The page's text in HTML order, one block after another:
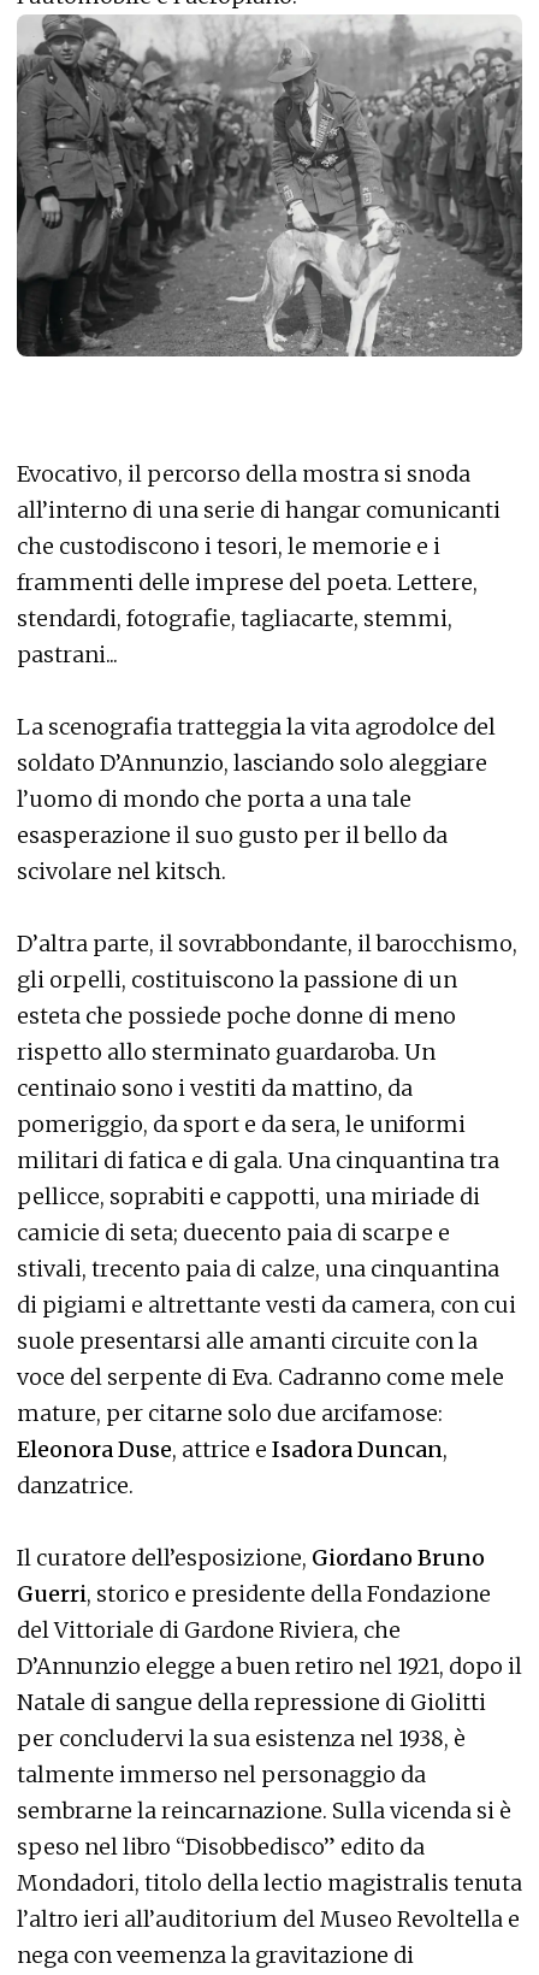
Evocativo, il percorso della mostra si snoda
all’interno di una serie di hangar comunicanti
che custodiscono i tesori, le memorie e i
frammenti delle imprese del poeta. Lettere,
stendardi, fotografie, tagliacarte, stemmi,
pastrani...
La scenografia tratteggia la vita agrodolce del
soldato D’Annunzio, lasciando solo aleggiare
l’uomo di mondo che porta a una tale
esasperazione il suo gusto per il bello da
scivolare nel kitsch.
D’altra parte, il sovrabbondante, il barocchismo,
gli orpelli, costituiscono la passione di un
esteta che possiede poche donne di meno
rispetto allo sterminato guardaroba. Un
centinaio sono i vestiti da mattino, da
pomeriggio, da sport e da sera, le uniformi
militari di fatica e di gala. Una cinquantina tra
pellicce, soprabiti e cappotti, una miriade di
camicie di seta; duecento paia di scarpe e
stivali, trecento paia di calze, una cinquantina
di pigiami e altrettante vesti da camera, con cui
suole presentarsi alle amanti circuite con la
voce del serpente di Eva. Cadranno come mele
mature, per citarne solo due arcifamose:
Eleonora Duse, attrice e Isadora Duncan,
danzatrice.
Il curatore dell’esposizione, Giordano Bruno
Guerri, storico e presidente della Fondazione
del Vittoriale di Gardone Riviera, che
D’Annunzio elegge a buen retiro nel 1921, dopo il
Natale di sangue della repressione di Giolitti
per concludervi la sua esistenza nel 1938, è
talmente immerso nel personaggio da
sembrarne la reincarnazione. Sulla vicenda si è
speso nel libro “Disobbedisco” edito da
Mondadori, titolo della lectio magistralis tenuta
l’altro ieri all’auditorium del Museo Revoltella e
nega con veemenza la gravitazione di